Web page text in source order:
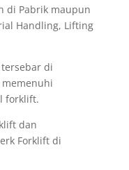
di Pabrik maupun
Handling, Lifting
di
memenuhi
forklift.
dan
Forklift di